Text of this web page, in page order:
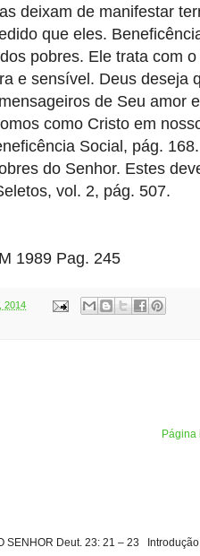
deixam de manifestar
que eles.
pobres. Ele trata com
e sensível. Deus deseja
de Seu amor
como Cristo em
Social, pág. 168.
do Senhor. Estes
vol. 2, pág. 507.
1989 Pag. 245
2014
Página
SENHOR Deut. 23: 21 – 23